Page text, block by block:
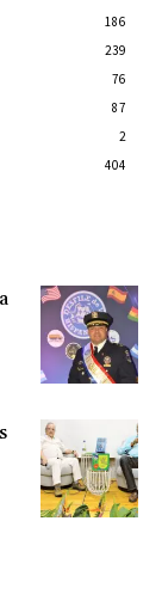
186
239
76
87
2
404